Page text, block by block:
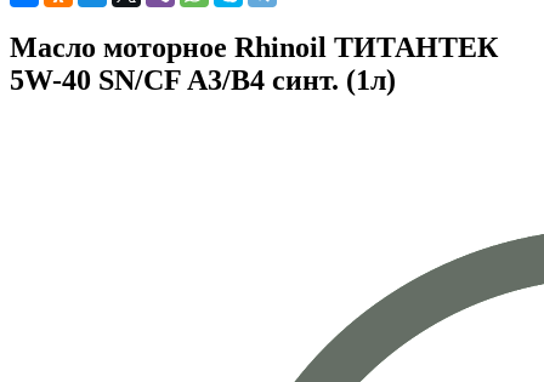
Масло моторное Rhinoil ТИТАНТЕК
5W-40 SN/CF A3/B4 синт. (1л)